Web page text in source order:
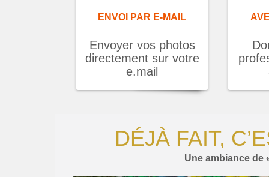
ENVOI PAR E-MAIL
Envoyer vos photos
directement sur votre
e.mail
DÉJÀ FAIT,
Une ambiance de